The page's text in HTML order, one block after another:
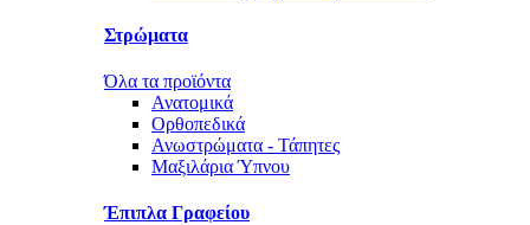
Στρώματα
Όλα τα προϊόντα
Ανατομικά
Ορθοπεδικά
Ανωστρώματα - Τάπητες
Μαξιλάρια Ύπνου
Έπιπλα Γραφείου